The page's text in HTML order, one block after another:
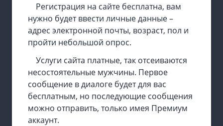
Регистрация на сайте бесплатна, вам
нужно будет ввести личные данные –
адрес электронной почты, возраст, пол и
пройти небольшой опрос.
Услуги сайта платные, так отсеиваются
несостоятельные мужчины. Первое
сообщение в диалоге будет для вас
бесплатным, но последующие сообщения
можно отправить, только имея Премиум
аккаунт.